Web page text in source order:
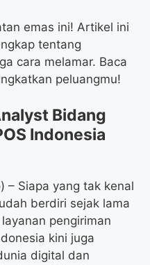
emas ini! Artikel ini
tentang
cara melamar. Baca
peluangmu!
Bidang
Indonesia
– Siapa yang tak kenal
berdiri sejak lama
pengiriman
kini juga
digital dan